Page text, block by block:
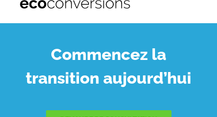
Commencez la
transition aujourd’hui